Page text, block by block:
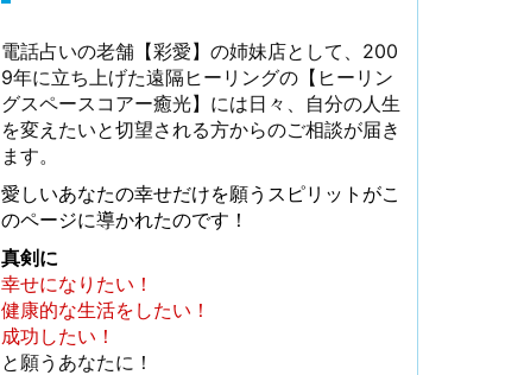
電話占いの老舗【彩愛】の姉妹店として、200
9年に立ち上げた遠隔ヒーリングの【ヒーリン
グスペースコアー癒光】には日々、自分の人生
を変えたいと切望される方からのご相談が届き
ます。
愛しいあなたの幸せだけを願うスピリットがこ
のページに導かれたのです！
真剣に
幸せになりたい！
健康的な生活をしたい！
成功したい！
と願うあなたに！